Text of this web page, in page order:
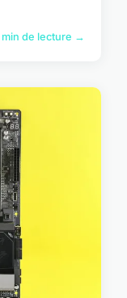
min de lecture →